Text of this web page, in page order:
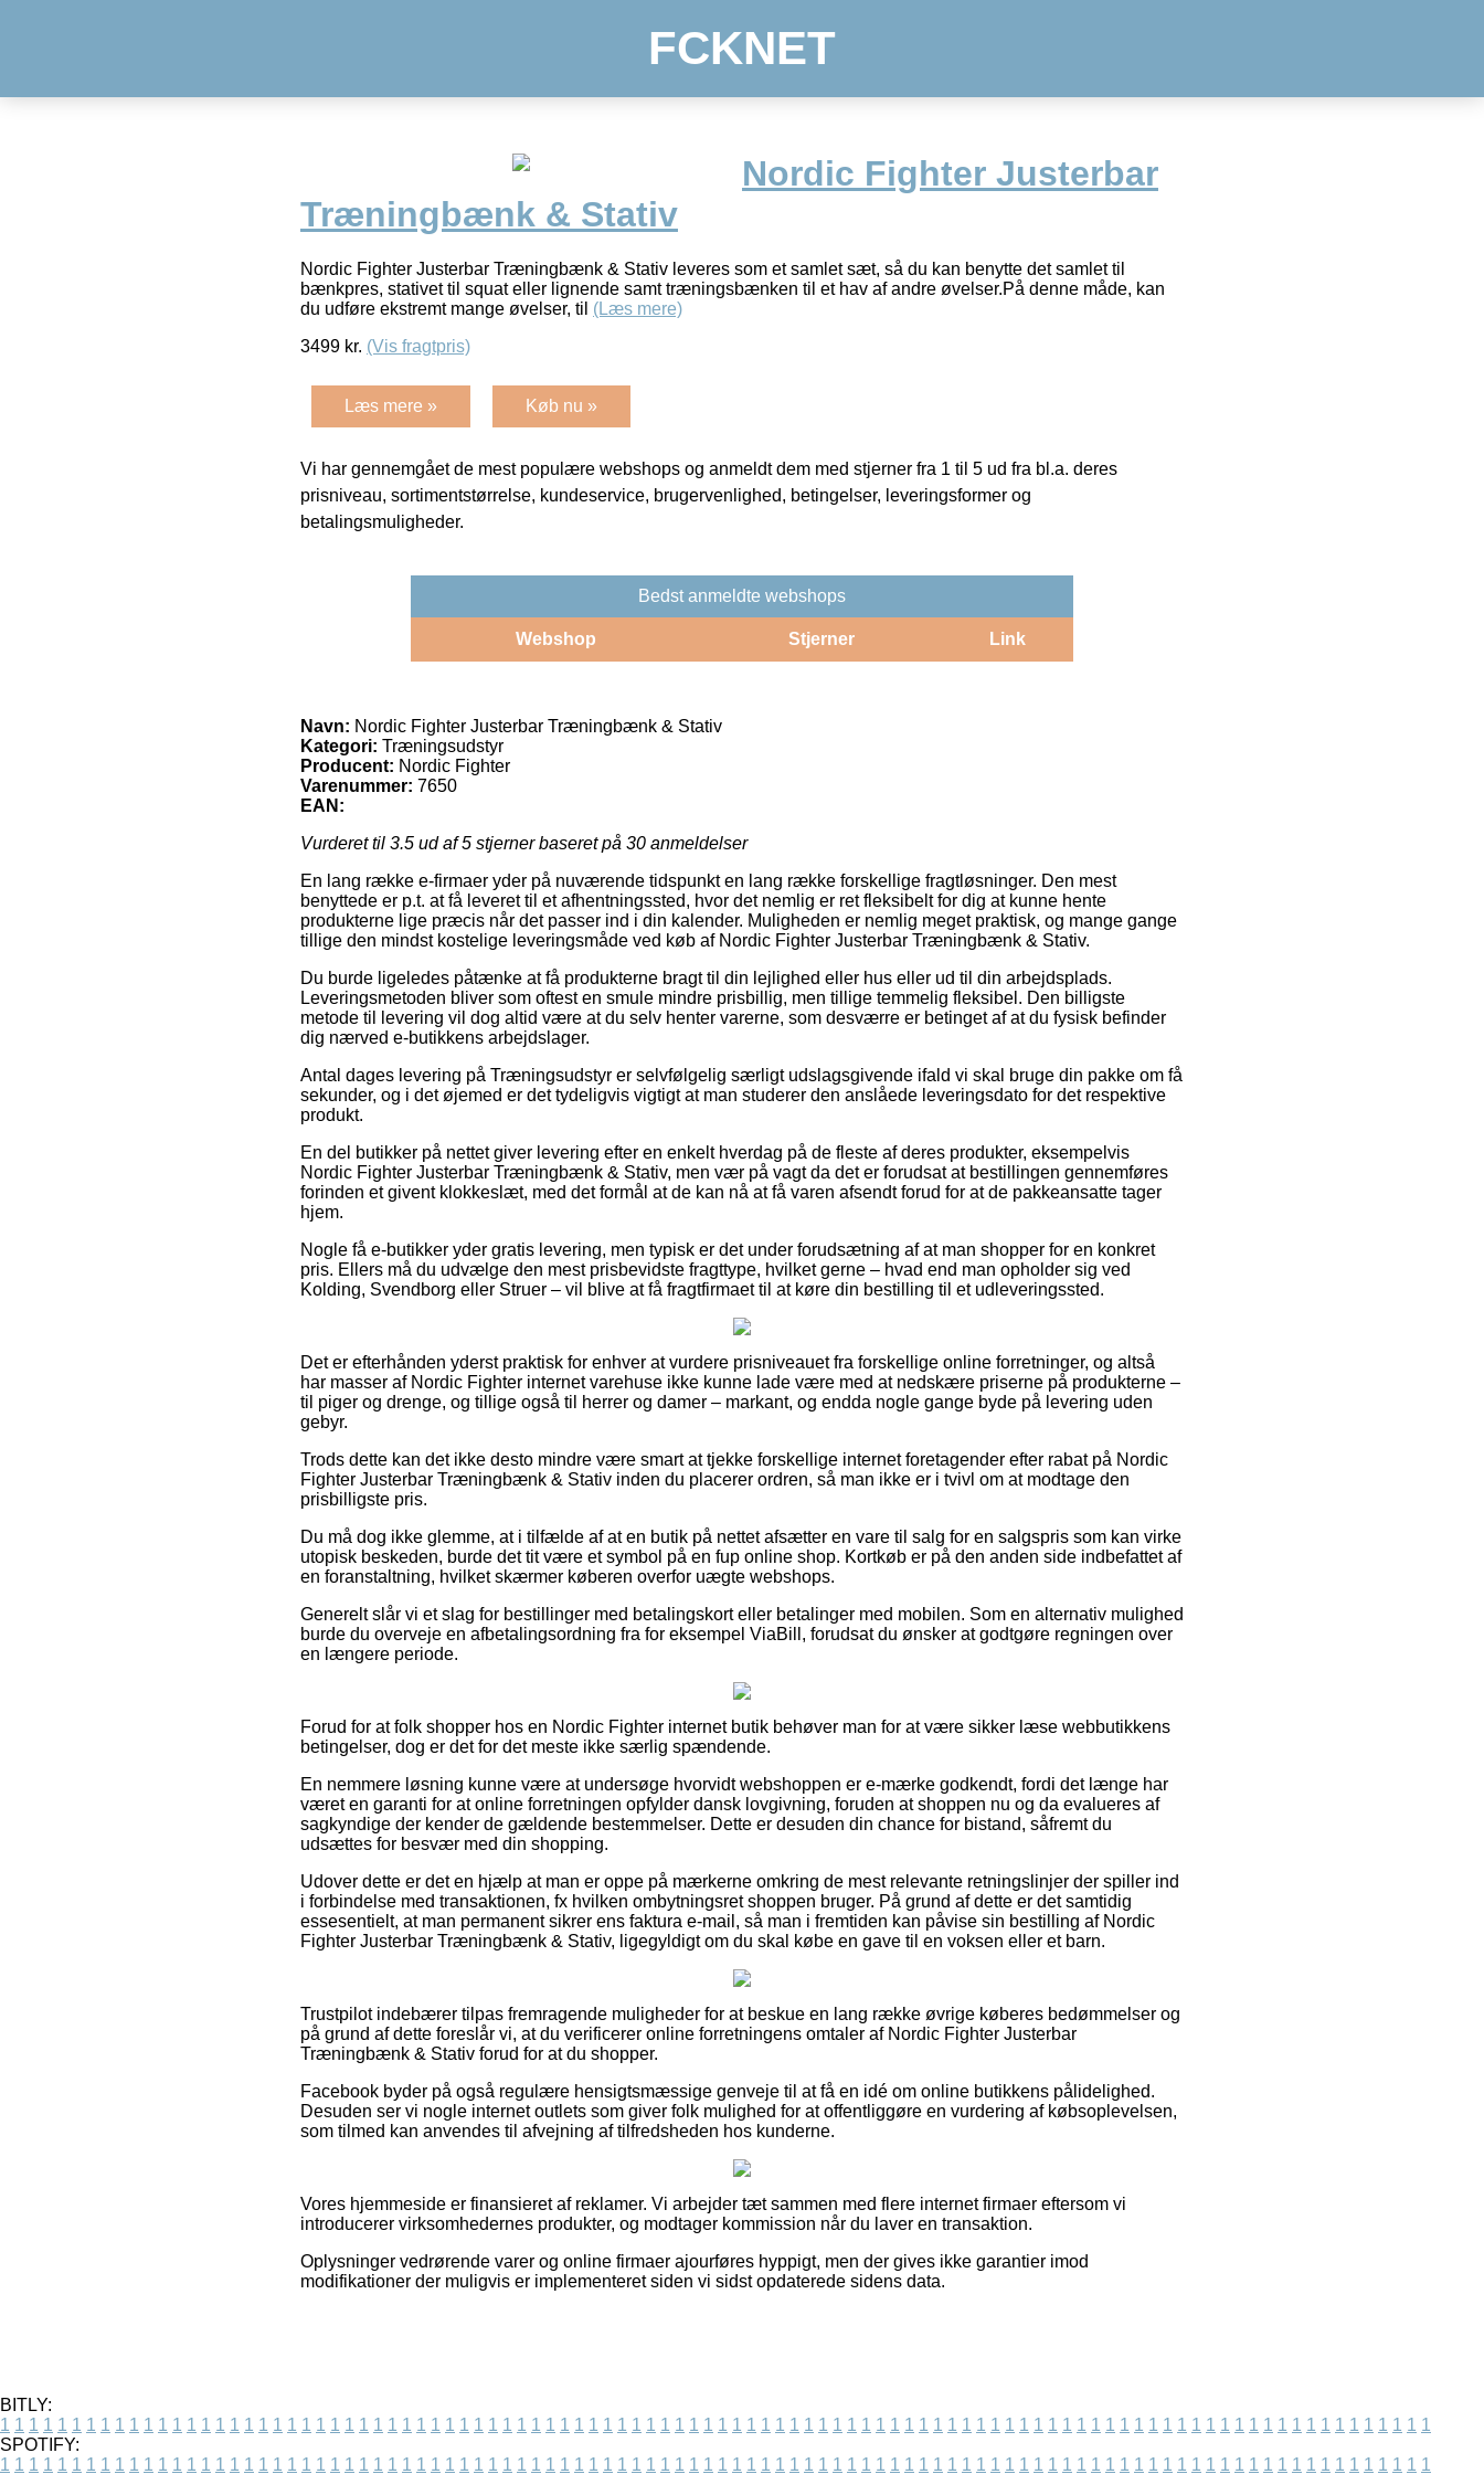
FCKNET
Nordic Fighter Justerbar
Træningbænk & Stativ
Nordic Fighter Justerbar Træningbænk & Stativ leveres som et samlet sæt, så du kan benytte det samlet til
bænkpres, stativet til squat eller lignende samt træningsbænken til et hav af andre øvelser.På denne måde, kan
du udføre ekstremt mange øvelser, til (Læs mere)
3499 kr. (Vis fragtpris)
Læs mere » Køb nu »
Vi har gennemgået de mest populære webshops og anmeldt dem med stjerner fra 1 til 5 ud fra bl.a. deres
prisniveau, sortimentstørrelse, kundeservice, brugervenlighed, betingelser, leveringsformer og
betalingsmuligheder.
Bedst anmeldte webshops
Webshop Stjerner Link
Navn: Nordic Fighter Justerbar Træningbænk & Stativ
Kategori: Træningsudstyr
Producent: Nordic Fighter
Varenummer: 7650
EAN:
Vurderet til 3.5 ud af 5 stjerner baseret på 30 anmeldelser
En lang række e-firmaer yder på nuværende tidspunkt en lang række forskellige fragtløsninger. Den mest
benyttede er p.t. at få leveret til et afhentningssted, hvor det nemlig er ret fleksibelt for dig at kunne hente
produkterne lige præcis når det passer ind i din kalender. Muligheden er nemlig meget praktisk, og mange gange
tillige den mindst kostelige leveringsmåde ved køb af Nordic Fighter Justerbar Træningbænk & Stativ.
Du burde ligeledes påtænke at få produkterne bragt til din lejlighed eller hus eller ud til din arbejdsplads.
Leveringsmetoden bliver som oftest en smule mindre prisbillig, men tillige temmelig fleksibel. Den billigste
metode til levering vil dog altid være at du selv henter varerne, som desværre er betinget af at du fysisk befinder
dig nærved e-butikkens arbejdslager.
Antal dages levering på Træningsudstyr er selvfølgelig særligt udslagsgivende ifald vi skal bruge din pakke om få
sekunder, og i det øjemed er det tydeligvis vigtigt at man studerer den anslåede leveringsdato for det respektive
produkt.
En del butikker på nettet giver levering efter en enkelt hverdag på de fleste af deres produkter, eksempelvis
Nordic Fighter Justerbar Træningbænk & Stativ, men vær på vagt da det er forudsat at bestillingen gennemføres
forinden et givent klokkeslæt, med det formål at de kan nå at få varen afsendt forud for at de pakkeansatte tager
hjem.
Nogle få e-butikker yder gratis levering, men typisk er det under forudsætning af at man shopper for en konkret
pris. Ellers må du udvælge den mest prisbevidste fragttype, hvilket gerne – hvad end man opholder sig ved
Kolding, Svendborg eller Struer – vil blive at få fragtfirmaet til at køre din bestilling til et udleveringssted.
Det er efterhånden yderst praktisk for enhver at vurdere prisniveauet fra forskellige online forretninger, og altså
har masser af Nordic Fighter internet varehuse ikke kunne lade være med at nedskære priserne på produkterne –
til piger og drenge, og tillige også til herrer og damer – markant, og endda nogle gange byde på levering uden
gebyr.
Trods dette kan det ikke desto mindre være smart at tjekke forskellige internet foretagender efter rabat på Nordic
Fighter Justerbar Træningbænk & Stativ inden du placerer ordren, så man ikke er i tvivl om at modtage den
prisbilligste pris.
Du må dog ikke glemme, at i tilfælde af at en butik på nettet afsætter en vare til salg for en salgspris som kan virke
utopisk beskeden, burde det tit være et symbol på en fup online shop. Kortkøb er på den anden side indbefattet af
en foranstaltning, hvilket skærmer køberen overfor uægte webshops.
Generelt slår vi et slag for bestillinger med betalingskort eller betalinger med mobilen. Som en alternativ mulighed
burde du overveje en afbetalingsordning fra for eksempel ViaBill, forudsat du ønsker at godtgøre regningen over
en længere periode.
Forud for at folk shopper hos en Nordic Fighter internet butik behøver man for at være sikker læse webbutikkens
betingelser, dog er det for det meste ikke særlig spændende.
En nemmere løsning kunne være at undersøge hvorvidt webshoppen er e-mærke godkendt, fordi det længe har
været en garanti for at online forretningen opfylder dansk lovgivning, foruden at shoppen nu og da evalueres af
sagkyndige der kender de gældende bestemmelser. Dette er desuden din chance for bistand, såfremt du
udsættes for besvær med din shopping.
Udover dette er det en hjælp at man er oppe på mærkerne omkring de mest relevante retningslinjer der spiller ind
i forbindelse med transaktionen, fx hvilken ombytningsret shoppen bruger. På grund af dette er det samtidig
essesentielt, at man permanent sikrer ens faktura e-mail, så man i fremtiden kan påvise sin bestilling af Nordic
Fighter Justerbar Træningbænk & Stativ, ligegyldigt om du skal købe en gave til en voksen eller et barn.
Trustpilot indebærer tilpas fremragende muligheder for at beskue en lang række øvrige køberes bedømmelser og
på grund af dette foreslår vi, at du verificerer online forretningens omtaler af Nordic Fighter Justerbar
Træningbænk & Stativ forud for at du shopper.
Facebook byder på også regulære hensigtsmæssige genveje til at få en idé om online butikkens pålidelighed.
Desuden ser vi nogle internet outlets som giver folk mulighed for at offentliggøre en vurdering af købsoplevelsen,
som tilmed kan anvendes til afvejning af tilfredsheden hos kunderne.
Vores hjemmeside er finansieret af reklamer. Vi arbejder tæt sammen med flere internet firmaer eftersom vi
introducerer virksomhedernes produkter, og modtager kommission når du laver en transaktion.
Oplysninger vedrørende varer og online firmaer ajourføres hyppigt, men der gives ikke garantier imod
modifikationer der muligvis er implementeret siden vi sidst opdaterede sidens data.
BITLY:
1 1 1 1 1 1 1 1 1 1 1 1 1 1 1 1 1 1 1 1 1 1 1 1 1 1 1 1 1 1 1 1 1 1 1 1 1 1 1 1 1 1 1 1 1 1 1 1 1 1 1 1 1 1 1 1 1 1 1 1 1 1 1 1 1 1 1 1 1 1 1 1 1 1 1 1 1 1 1 1 1 1 1 1 1 1 1 1 1 1 1 1 1 1 1 1 1 1 1 1
SPOTIFY:
1 1 1 1 1 1 1 1 1 1 1 1 1 1 1 1 1 1 1 1 1 1 1 1 1 1 1 1 1 1 1 1 1 1 1 1 1 1 1 1 1 1 1 1 1 1 1 1 1 1 1 1 1 1 1 1 1 1 1 1 1 1 1 1 1 1 1 1 1 1 1 1 1 1 1 1 1 1 1 1 1 1 1 1 1 1 1 1 1 1 1 1 1 1 1 1 1 1 1 1